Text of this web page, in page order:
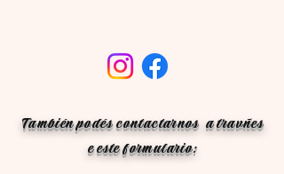
También podés contactarnos a travñes
e este formulario: